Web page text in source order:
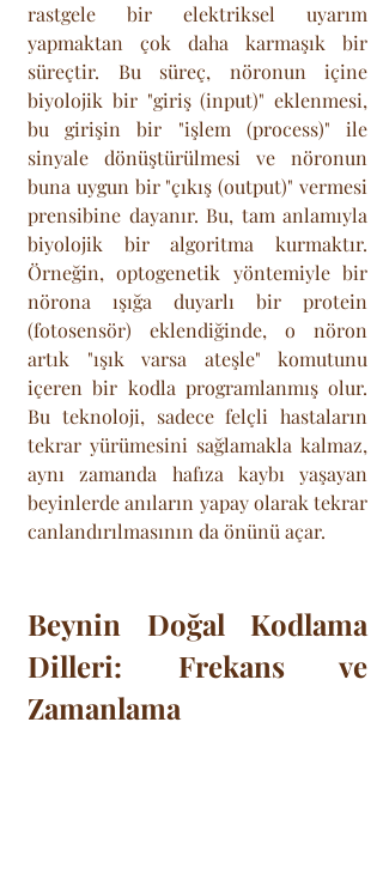
rastgele bir elektriksel uyarım
yapmaktan çok daha karmaşık bir
süreçtir. Bu süreç, nöronun içine
biyolojik bir "giriş (input)" eklenmesi,
bu girişin bir "işlem (process)" ile
sinyale dönüştürülmesi ve nöronun
buna uygun bir "çıkış (output)" vermesi
prensibine dayanır. Bu, tam anlamıyla
biyolojik bir algoritma kurmaktır.
Örneğin, optogenetik yöntemiyle bir
nörona ışığa duyarlı bir protein
(fotosensör) eklendiğinde, o nöron
artık "ışık varsa ateşle" komutunu
içeren bir kodla programlanmış olur.
Bu teknoloji, sadece felçli hastaların
tekrar yürümesini sağlamakla kalmaz,
aynı zamanda hafıza kaybı yaşayan
beyinlerde anıların yapay olarak tekrar
canlandırılmasının da önünü açar.
Beynin Doğal Kodlama
Dilleri: Frekans ve
Zamanlama